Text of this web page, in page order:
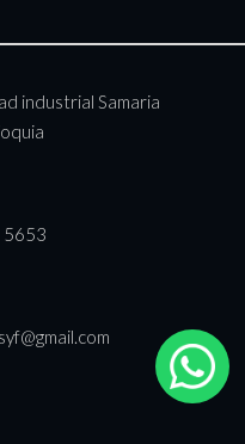
industrial Samaria
5653